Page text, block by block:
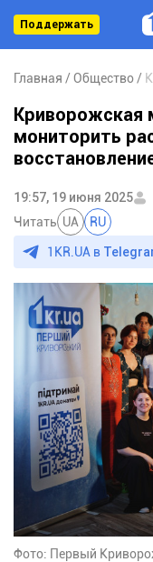
Поддержать
Главная Общество
Криворожская
мониторить
19:57, 19 июня 2025
Читать UA RU
1KR.UA в
Фото: Первый